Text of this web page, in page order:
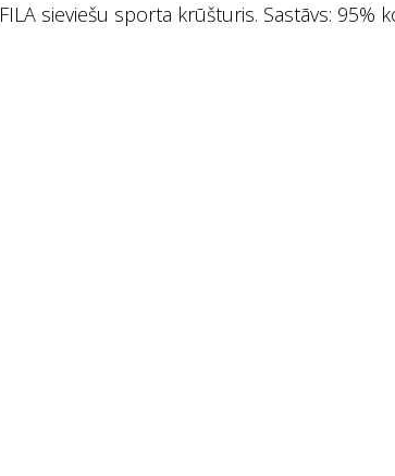
FILA sieviešu sporta krūšturis. Sastāvs: 95%